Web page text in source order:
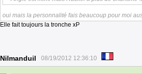
oui mais la personnalité fais beaucoup pour moi
Elle fait toujours la tronche xP
Nilmanduil 08/19/2012 12:36:10